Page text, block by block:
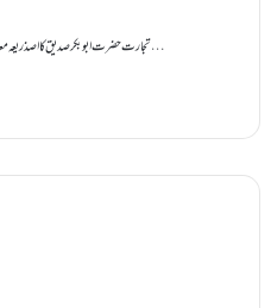
تجارت حضرت ابو بکر صدیق کا اصذریعہ معاش تجارت تھی ۔ فرماتے ہیں، میں قریش میں سب سے بڑا اور…